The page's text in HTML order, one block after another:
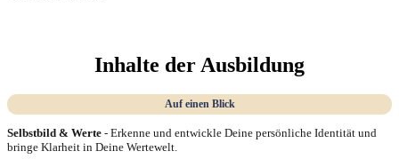
Inhalte der Ausbildung
Auf einen Blick
Selbstbild & Werte - Erkenne und entwickle Deine persönliche Identität und
bringe Klarheit in Deine Wertewelt.